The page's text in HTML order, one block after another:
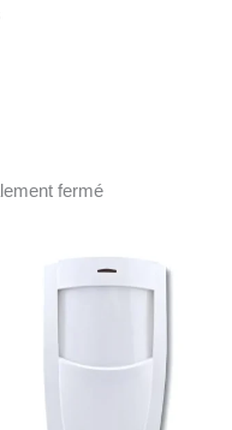
fermé